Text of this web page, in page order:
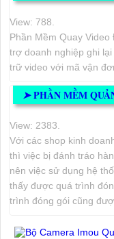
View: 788.
Phần Mềm Quay
trợ doanh nghiệp ghi
trữ video với mã vận
➤PHẦN MỀM
View: 2383.
Với các shop kinh
thì việc bị đánh tráo
nên việc sử dụng hệ
thấy được quá trình
trình đóng gói cũng